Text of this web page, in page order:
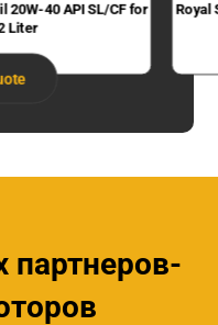
20W-40 API SL/CF for
Liter
Royal